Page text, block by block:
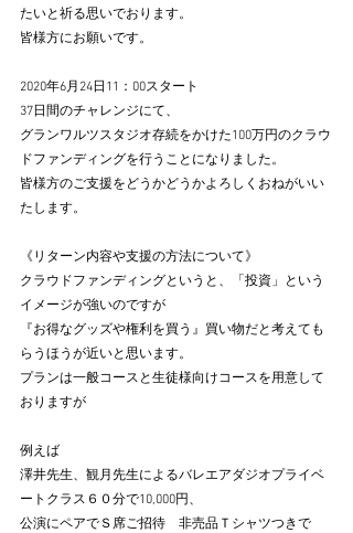
たいと祈る思いでおります。
皆様方にお願いです。
2020年6月24日11：00スタート
37日間のチャレンジにて、
グランワルツスタジオ存続をかけた100万円のクラウ
ドファンディングを行うことになりました。
皆様方のご支援をどうかどうかよろしくおねがいい
たします。
《リターン内容や支援の方法について》
クラウドファンディングというと、「投資」という
イメージが強いのですが
『お得なグッズや権利を買う』買い物だと考えても
らうほうが近いと思います。
プランは一般コースと生徒様向けコースを用意して
おりますが
例えば
澤井先生、観月先生によるバレエアダジオプライベ
ートクラス６０分で10,000円、
公演にペアでＳ席ご招待　非売品Ｔシャツつきで